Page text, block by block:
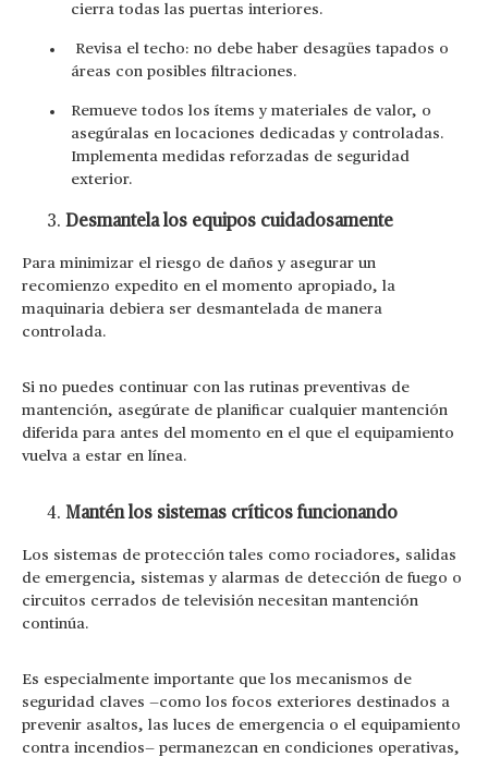
cierra todas las puertas interiores.
Revisa el techo: no debe haber desagües tapados o
áreas con posibles filtraciones.
Remueve todos los ítems y materiales de valor, o
asegúralas en locaciones dedicadas y controladas.
Implementa medidas reforzadas de seguridad
exterior.
Desmantela los equipos cuidadosamente
Para minimizar el riesgo de daños y asegurar un
recomienzo expedito en el momento apropiado, la
maquinaria debiera ser desmantelada de manera
controlada.
Si no puedes continuar con las rutinas preventivas de
mantención, asegúrate de planificar cualquier mantención
diferida para antes del momento en el que el equipamiento
vuelva a estar en línea.
Mantén los sistemas críticos funcionando
Los sistemas de protección tales como rociadores, salidas
de emergencia, sistemas y alarmas de detección de fuego o
circuitos cerrados de televisión necesitan mantención
continúa.
Es especialmente importante que los mecanismos de
seguridad claves —como los focos exteriores destinados a
prevenir asaltos, las luces de emergencia o el equipamiento
contra incendios— permanezcan en condiciones operativas,